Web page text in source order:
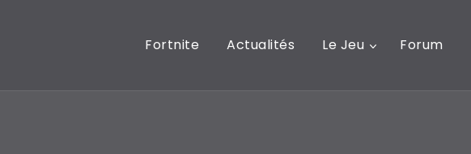
Fortnite Actualités Le Jeu Forum